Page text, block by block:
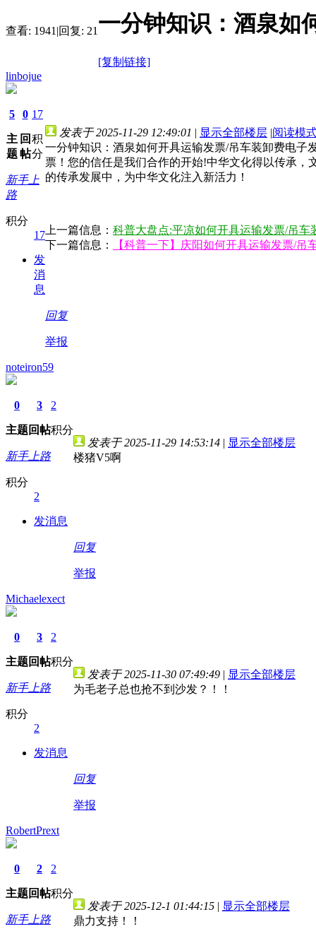
查看: 1941 |回复: 21 一分钟知识：酒泉如
[复制链接]
linbojue
5
主
题
0
回
帖
17
积
分
新手上
路
积分
17
发
消
息
发表于 2025-11-29 12:49:01 | 显示全部楼层 |阅读模
一分钟知识：酒泉如何开具运输发票/吊车装卸费电子
票！您的信任是我们合作的开始!中华文化得以传承
的传承发展中，为中华文化注入新活力！
上一篇信息： 科普大盘点:平凉如何开具运输发票/吊车
下一篇信息：
【科普一下】庆阳如何开具运输发票/吊
回复
举报
noteiron59
0
主题
3
回帖
2
积分
新手上路
积分
2
发消息
发表于 2025-11-29 14:53:14 | 显示全部楼层
楼猪V5啊
回复
举报
Michaelexect
0
主题
3
回帖
2
积分
新手上路
积分
2
发消息
发表于 2025-11-30 07:49:49 | 显示全部楼层
为毛老子总也抢不到沙发？！！
回复
举报
RobertPrext
0
主题
2
回帖
2
积分
新手上路
发表于 2025-12-1 01:44:15 | 显示全部楼层
鼎力支持！！